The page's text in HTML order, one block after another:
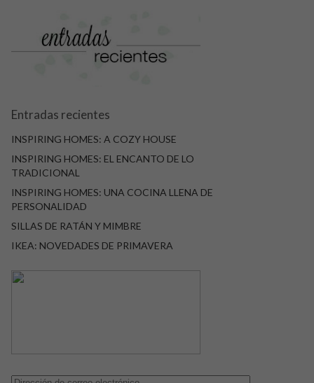
Entradas recientes
INSPIRING HOMES: A COZY HOUSE
INSPIRING HOMES: EL ENCANTO DE LO
TRADICIONAL
INSPIRING HOMES: UNA COCINA LLENA DE
PERSONALIDAD
SILLAS DE RATÁN Y MIMBRE
IKEA: NOVEDADES DE PRIMAVERA